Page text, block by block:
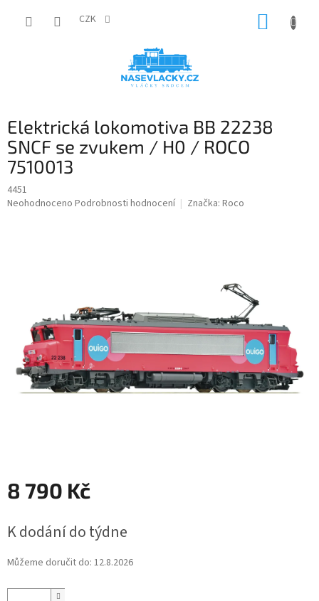
CZK
Elektrická lokomotiva BB 22238
SNCF se zvukem / H0 / ROCO
7510013
4451
Průměrné
Neohodnoceno Podrobnosti hodnocení Značka: Roco
8 790 Kč
cena:
K dodání do týdne
Můžeme doručit do: 12.8.2026